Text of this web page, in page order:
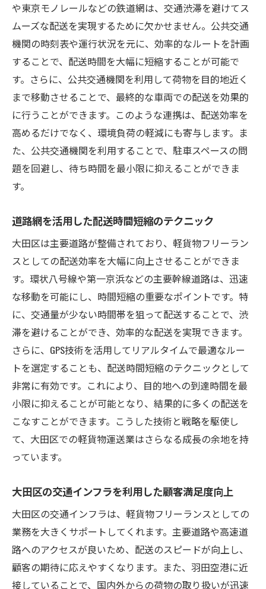
や東京モノレールなどの鉄道網は、交通渋滞を避けてス
ムーズな配送を実現するために欠かせません。公共交通
機関の時刻表や運行状況を元に、効率的なルートを計画
することで、配送時間を大幅に短縮することが可能で
す。さらに、公共交通機関を利用して荷物を目的地近く
まで移動させることで、最終的な車両での配送を効果的
に行うことができます。このような連携は、配送効率を
高めるだけでなく、環境負荷の軽減にも寄与します。ま
た、公共交通機関を利用することで、駐車スペースの問
題を回避し、待ち時間を最小限に抑えることができま
す。
道路網を活用した配送時間短縮のテクニック
大田区は主要道路が整備されており、軽貨物フリーラン
スとしての配送効率を大幅に向上させることができま
す。環状八号線や第一京浜などの主要幹線道路は、迅速
な移動を可能にし、時間短縮の重要なポイントです。特
に、交通量が少ない時間帯を狙って配送することで、渋
滞を避けることができ、効率的な配送を実現できます。
さらに、GPS技術を活用してリアルタイムで最適なルー
トを選定することも、配送時間短縮のテクニックとして
非常に有効です。これにより、目的地への到達時間を最
小限に抑えることが可能となり、結果的に多くの配送を
こなすことができます。こうした技術と戦略を駆使し
て、大田区での軽貨物運送業はさらなる成長の余地を持
っています。
大田区の交通インフラを利用した顧客満足度向上
大田区の交通インフラは、軽貨物フリーランスとしての
業務を大きくサポートしてくれます。主要道路や高速道
路へのアクセスが良いため、配送のスピードが向上し、
顧客の期待に応えやすくなります。また、羽田空港に近
接していることで、国内外からの荷物の取り扱いが迅速